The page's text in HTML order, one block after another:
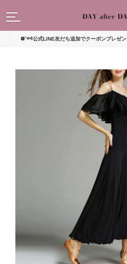
❁༺公式LINE友だち追加でクーポンプレゼント༻❁